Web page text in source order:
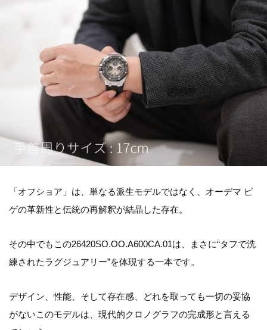
「オフショア」は、単なる派生モデルではなく、オーデマ ピ
ゲの革新性と伝統の再解釈が結晶した存在。
その中でもこの26420SO.OO.A600CA.01は、まさに“タフで洗
練されたラグジュアリー”を体現する一本です。
デザイン、性能、そして存在感、どれを取っても一切の妥協
がないこのモデルは、現代的クロノグラフの完成形と言える